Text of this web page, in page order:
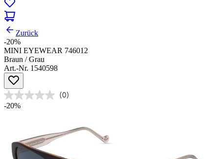
Zurück
-20%
MINI EYEWEAR 746012
Braun / Grau
Art.-Nr. 1540598
(0)
-20%